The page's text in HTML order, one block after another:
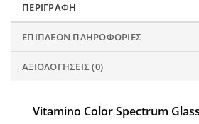
ΠΕΡΙΓΡΑΦΉ
ΕΠΙΠΛΈΟΝ ΠΛΗΡΟΦΟΡΊΕΣ
ΑΞΙΟΛΟΓΉΣΕΙΣ (0)
Vitamino Color Spectrum